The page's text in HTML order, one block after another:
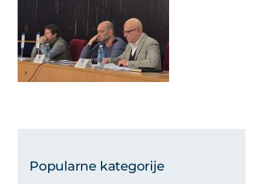
Popularne kategorije